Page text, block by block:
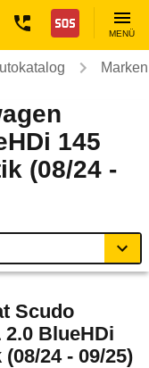
Nothilfe
MENÜ
145
(08/24 -
Scudo
BlueHDi
24 - 09/25)